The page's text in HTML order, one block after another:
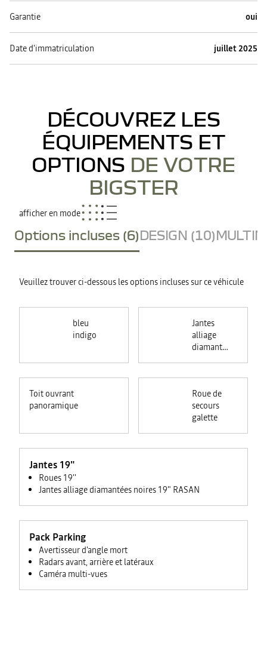
Garantie oui
Date d'immatriculation juillet 2025
DÉCOUVREZ LES
ÉQUIPEMENTS ET
OPTIONS DE VOTRE
BIGSTER
afficher en mode
Options incluses (6)DESIGN (10)
Veuillez trouver ci-dessous les options incluses sur ce véhicule
bleu
indigo
Jantes
alliage
diamantées
Toit ouvrant
panoramique
Jantes 19"
Roues 19''
Jantes alliage diamantées noires 19" RASAN
Pack Parking
Avertisseur d'angle mort
Radars avant, arrière et latéraux
Caméra multi-vues
Roue de
secours
galette